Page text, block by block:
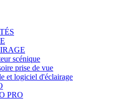
scénique
prise de vue
et logiciel d'éclairage
PRO